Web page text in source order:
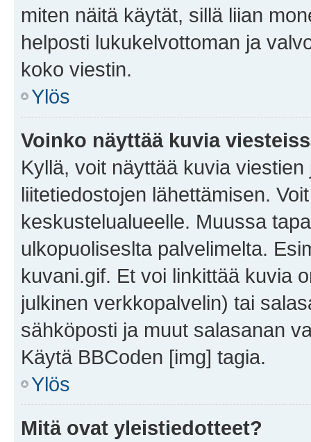
miten näitä käytät, sillä liian
helposti lukukelvottoman ja
koko viestin.
Ylös
Voinko näyttää kuvia
Kyllä, voit näyttää kuvia
liitetiedostojen lähettämisen.
keskustelualueelle. Muussa
ulkopuoliseslta palvelimelta.
kuvani.gif. Et voi linkittää kuvia
julkinen verkkopalvelin) tai
sähköposti ja muut salasanan
Käytä BBCoden [img] tagia.
Ylös
Mitä ovat yleistiedotteet?